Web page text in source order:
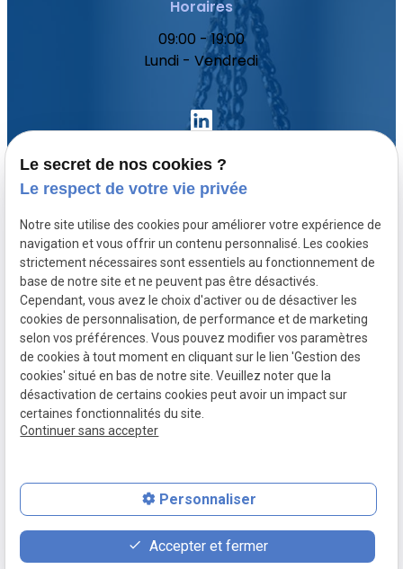
Horaires
09:00 - 19:00
Lundi - Vendredi
Votre avocat
Domaines de compétence
Actualités
Contact
SIRET :
80771512300020
Mentions légales
Politique de
confidentialité
Plan du site
place
Plan d'accès
contact_page
Contact
phone
01 86 65 78 47
Le secret de nos cookies ?
Le respect de votre vie privée
Notre site utilise des cookies pour améliorer votre expérience de
navigation et vous offrir un contenu personnalisé. Les cookies
strictement nécessaires sont essentiels au fonctionnement de
base de notre site et ne peuvent pas être désactivés.
Cependant, vous avez le choix d'activer ou de désactiver les
cookies de personnalisation, de performance et de marketing
selon vos préférences. Vous pouvez modifier vos paramètres
de cookies à tout moment en cliquant sur le lien 'Gestion des
cookies' situé en bas de notre site. Veuillez noter que la
désactivation de certains cookies peut avoir un impact sur
certaines fonctionnalités du site.
Continuer sans accepter
Personnaliser
Accepter et fermer